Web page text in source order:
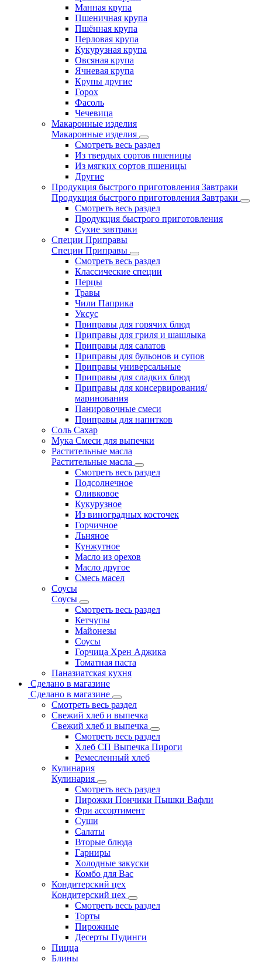
Манная крупа
Пшеничная крупа
Пшённая крупа
Перловая крупа
Кукурузная крупа
Овсяная крупа
Ячневая крупа
Крупы другие
Горох
Фасоль
Чечевица
Макаронные изделия
Макаронные изделия
Смотреть весь раздел
Из твердых сортов пшеницы
Из мягких сортов пшеницы
Другие
Продукция быстрого приготовления Завтраки
Продукция быстрого приготовления Завтраки
Смотреть весь раздел
Продукция быстрого приготовления
Сухие завтраки
Специи Приправы
Специи Приправы
Смотреть весь раздел
Классические специи
Перцы
Травы
Чили Паприка
Уксус
Приправы для горячих блюд
Приправы для гриля и шашлыка
Приправы для салатов
Приправы для бульонов и супов
Приправы универсальные
Приправы для сладких блюд
Приправы для консервирования/
маринования
Панировочные смеси
Приправы для напитков
Соль Сахар
Мука Смеси для выпечки
Растительные масла
Растительные масла
Смотреть весь раздел
Подсолнечное
Оливковое
Кукурузное
Из виноградных косточек
Горчичное
Льняное
Кунжутное
Масло из орехов
Масло другое
Смесь масел
Соусы
Соусы
Смотреть весь раздел
Кетчупы
Майонезы
Соусы
Горчица Хрен Аджика
Томатная паста
Паназиатская кухня
Сделано в магазине
Сделано в магазине
Смотреть весь раздел
Свежий хлеб и выпечка
Свежий хлеб и выпечка
Смотреть весь раздел
Хлеб СП Выпечка Пироги
Ремесленный хлеб
Кулинария
Кулинария
Смотреть весь раздел
Пирожки Пончики Пышки Вафли
Фри ассортимент
Суши
Салаты
Вторые блюда
Гарниры
Холодные закуски
Комбо для Вас
Кондитерский цех
Кондитерский цех
Смотреть весь раздел
Торты
Пирожные
Десерты Пудинги
Пицца
Блины